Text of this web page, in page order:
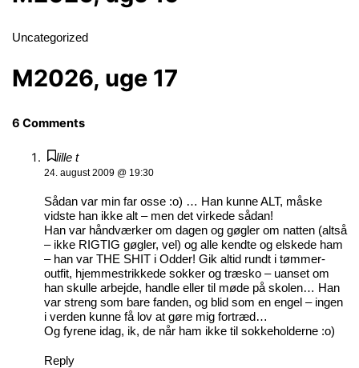
Uncategorized
M2026, uge 17
6 Comments
lille t
24. august 2009 @ 19:30
Sådan var min far osse :o) … Han kunne ALT, måske
vidste han ikke alt – men det virkede sådan!
Han var håndværker om dagen og gøgler om natten (altså
– ikke RIGTIG gøgler, vel) og alle kendte og elskede ham
– han var THE SHIT i Odder! Gik altid rundt i tømmer-
outfit, hjemmestrikkede sokker og træsko – uanset om
han skulle arbejde, handle eller til møde på skolen… Han
var streng som bare fanden, og blid som en engel – ingen
i verden kunne få lov at gøre mig fortræd…
Og fyrene idag, ik, de når ham ikke til sokkeholderne :o)
Reply